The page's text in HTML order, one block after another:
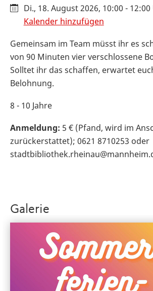
Di., 18. August 2026, 10:00 -
Kalender hinzufügen
Gemeinsam im Team müsst ihr es
von 90 Minuten vier verschlossene
Solltet ihr das schaffen, erwartet
Belohnung.
8 - 10 Jahre
Anmeldung: 5 € (Pfand, wird im
zurückerstattet); 0621 8710253 oder
Galerie